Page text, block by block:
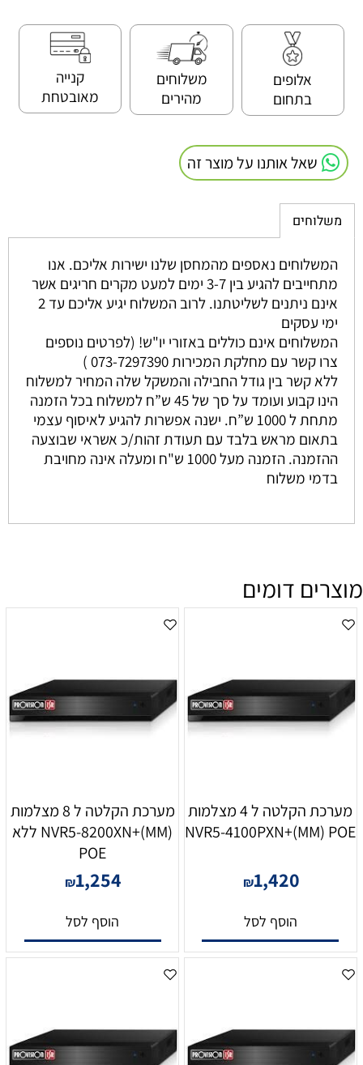
אלופים
בתחום
משלוחים
מהירים
קנייה
מאובטחת
שאל אותנו על מוצר זה
משלוחים
המשלוחים נאספים מהמחסן שלנו ישירות אליכם. אנו
מתחייבים להגיע בין 3-7 ימים למעט מקרים חריגים אשר
אינם ניתנים לשליטתנו. לרוב המשלוח יגיע אליכם עד 2
ימי עסקים
המשלוחים אינם כוללים באזורי יו"ש! (לפרטים נוספים
צרו קשר עם מחלקת המכירות 073-7297390 )
ללא קשר בין גודל החבילה והמשקל שלה המחיר למשלוח
הינו קבוע ועומד על סך של 45 ש”ח למשלוח בכל הזמנה
מתחת ל 1000 ש”ח. ישנה אפשרות להגיע לאיסוף עצמי
בתאום מראש בלבד עם תעודת זהות/כ אשראי שבוצעה
ההזמנה. הזמנה מעל 1000 ש"ח ומעלה אינה מחויבת
בדמי משלוח
מוצרים דומים
מערכת הקלטה ל 4 מצלמות
NVR5-4100PXN+(MM) POE
₪1,420
הוסף לסל
מערכת הקלטה ל 8 מצלמות
NVR5-8200XN+(MM) ללא
POE
₪1,254
הוסף לסל